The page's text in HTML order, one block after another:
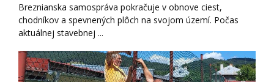
Breznianska samospráva pokračuje v obnove ciest,
chodníkov a spevnených plôch na svojom území. Počas
aktuálnej stavebnej ...